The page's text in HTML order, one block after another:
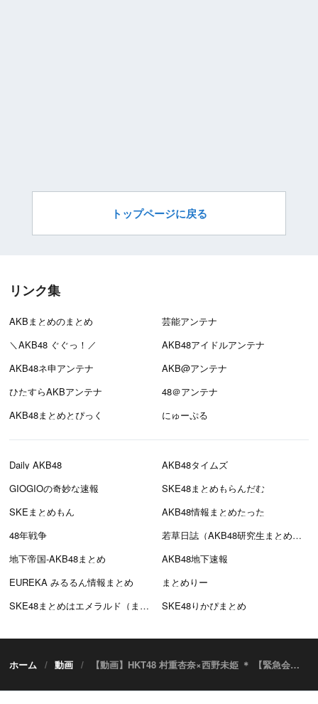
トップページに戻る
リンク集
AKBまとめのまとめ
芸能アンテナ
＼AKB48 ぐぐっ！／
AKB48アイドルアンテナ
AKB48ネ申アンテナ
AKB@アンテナ
ひたすらAKBアンテナ
48＠アンテナ
AKB48まとめとぴっく
にゅーぷる
Daily AKB48
AKB48タイムズ
GIOGIOの奇妙な速報
SKE48まとめもらんだむ
SKEまとめもん
AKB48情報まとめたった
48年戦争
若草日誌（AKB48研究生まとめブログ）
地下帝国-AKB48まとめ
AKB48地下速報
EUREKA みるるん情報まとめ
まとめりー
SKE48まとめはエメラルド（まとえめ）
SKE48りかぴまとめ
ホーム 動画 【動画】HKT48 村重杏奈×西野未姫 ＊ 【緊急会議】俺ら、誰とコラボする・・・！？